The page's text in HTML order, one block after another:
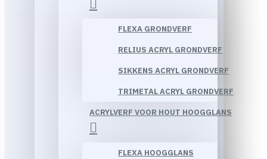
FLEXA GRONDVERF
RELIUS ACRYL GRONDVERF
SIKKENS ACRYL GRONDVERF
TRIMETAL ACRYL GRONDVERF
ACRYLVERF VOOR HOUT HOOGGLANS
FLEXA HOOGGLANS